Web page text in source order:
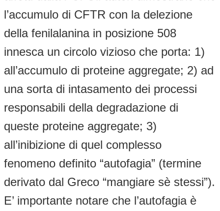
l’accumulo di CFTR con la delezione
della fenilalanina in posizione 508
innesca un circolo vizioso che porta: 1)
all’accumulo di proteine aggregate; 2) ad
una sorta di intasamento dei processi
responsabili della degradazione di
queste proteine aggregate; 3)
all’inibizione di quel complesso
fenomeno definito “autofagia” (termine
derivato dal Greco “mangiare sè stessi”).
E’ importante notare che l’autofagia è